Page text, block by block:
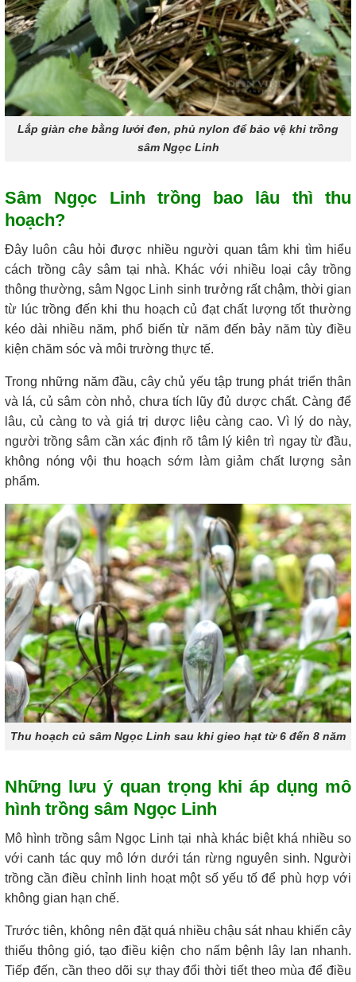
Lắp giàn che bằng lưới đen, phủ nylon để bảo vệ khi trồng
sâm Ngọc Linh
Sâm Ngọc Linh trồng bao lâu thì thu
hoạch?
Đây luôn câu hỏi được nhiều người quan tâm khi tìm hiểu
cách trồng cây sâm tại nhà. Khác với nhiều loại cây trồng
thông thường, sâm Ngọc Linh sinh trưởng rất chậm, thời gian
từ lúc trồng đến khi thu hoạch củ đạt chất lượng tốt thường
kéo dài nhiều năm, phổ biến từ năm đến bảy năm tùy điều
kiện chăm sóc và môi trường thực tế.
Trong những năm đầu, cây chủ yếu tập trung phát triển thân
và lá, củ sâm còn nhỏ, chưa tích lũy đủ dược chất. Càng để
lâu, củ càng to và giá trị dược liệu càng cao. Vì lý do này,
người trồng sâm cần xác định rõ tâm lý kiên trì ngay từ đầu,
không nóng vội thu hoạch sớm làm giảm chất lượng sản
phẩm.
Thu hoạch củ sâm Ngọc Linh sau khi gieo hạt từ 6 đến 8 năm
Những lưu ý quan trọng khi áp dụng mô
hình trồng sâm Ngọc Linh
Mô hình trồng sâm Ngọc Linh tại nhà khác biệt khá nhiều so
với canh tác quy mô lớn dưới tán rừng nguyên sinh. Người
trồng cần điều chỉnh linh hoạt một số yếu tố để phù hợp với
không gian hạn chế.
Trước tiên, không nên đặt quá nhiều chậu sát nhau khiến cây
thiếu thông gió, tạo điều kiện cho nấm bệnh lây lan nhanh.
Tiếp đến, cần theo dõi sự thay đổi thời tiết theo mùa để điều